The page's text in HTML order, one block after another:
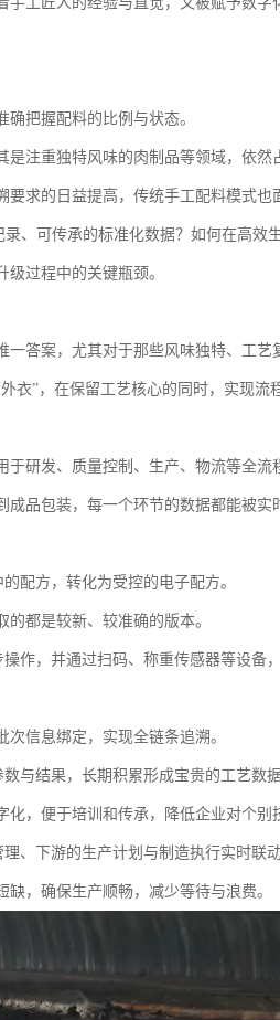
把握配料的比例与状态。
注重独特风味的肉制品等领域，依然
求的日益提高，传统手工配料模式
、可传承的标准化数据？如何在高效
过程中的关键瓶颈。
答案，尤其对于那些风味独特、工艺
衣”，在保留工艺核心的同时，实现流
研发、质量控制、生产、物流等全流
品包装，每一个环节的数据都能被实
配方，转化为受控的电子配方。
都是较新、较准确的版本。
作，并通过扫码、称重传感器等设备
信息绑定，实现全链条追溯。
与结果，长期积累形成宝贵的工艺数据
，便于培训和传承，降低企业对个别
、下游的生产计划与制造执行实时联动
，确保生产顺畅，减少等待与浪费。